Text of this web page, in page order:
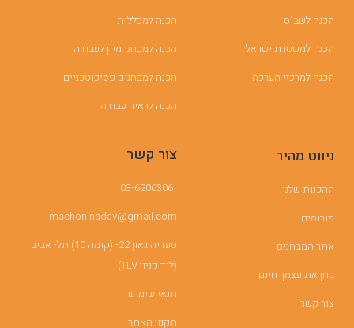
הכנה לשב"ס
הכנה למשטרת ישראל
הכנה למרכזי הערכה
הכנה למכללות
הכנה למבחני מיון לעבודה
הכנה למבחנים פסיכוטכניים
הכנה לראיון עבודה
ניווט מהיר
ההכנות שלנו
פורומים
אתר המבחנים
בחן את עצמך חינם
צור קשר
צור קשר
03-6206306
machon.nadav@gmail.com
סעדיה גאון 22- (קומה 10) תל- אביב
(ליד קניון TLV)
תנאי שימוש
תקנון האתר